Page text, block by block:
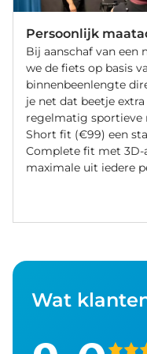
Persoonlijk
Bij aanschaf van een
we de fiets op basis
binnenbeenlengte
je net dat beetje
regelmatig sportieve
Short fit (€99) een
Complete fit met 3D-
maximale uit iedere
Wat